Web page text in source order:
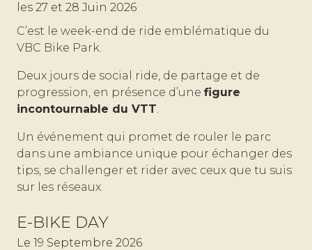
les 27 et 28 Juin 2026
C’est le week-end de ride emblématique du
VBC Bike Park.
Deux jours de social ride, de partage et de
progression, en présence d’une figure
incontournable du VTT.
Un événement qui promet de rouler le parc
dans une ambiance unique pour échanger des
tips, se challenger et rider avec ceux que tu suis
sur les réseaux.
E-BIKE DAY
Le 19 Septembre 2026